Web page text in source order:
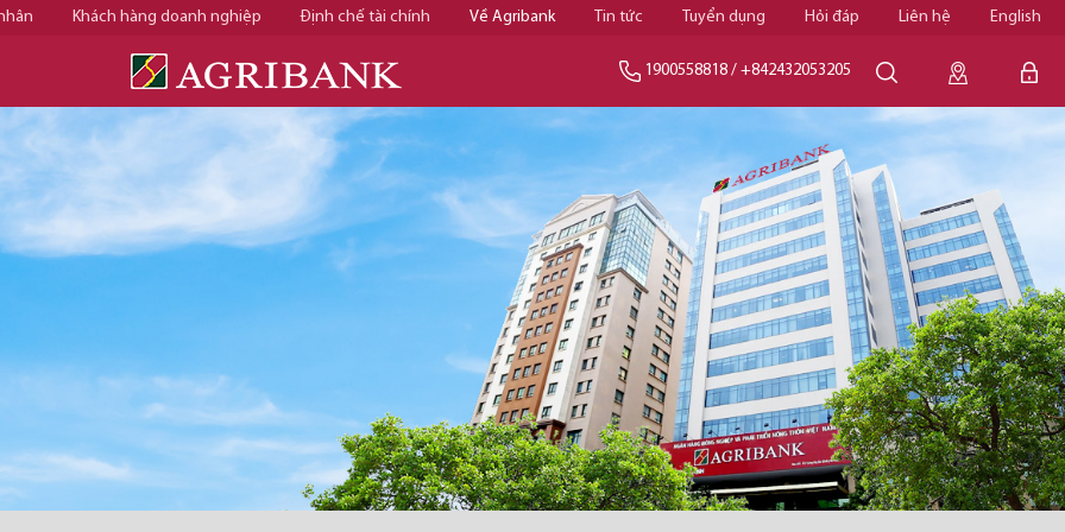
Khách hàng doanh nghiệp Định chế tài chính Về Agribank Tin tức Tuyển dụng Hỏi đáp Liên hệ English
1900558818 / +842432053205